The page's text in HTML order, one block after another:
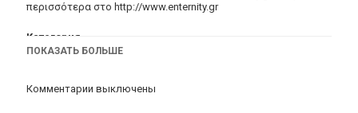
περισσότερα στο http://www.enternity.gr
Категория
iPhone 5S обзор
ПОКАЗАТЬ БОЛЬШЕ
Комментарии выключены